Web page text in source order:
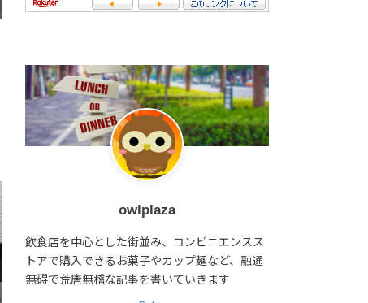
owlplaza
飲食店を中心とした街並み、コンビニエンスス
トアで購入できるお菓子やカップ麺など、融通
無碍で荒唐無稽な記事を書いていきます